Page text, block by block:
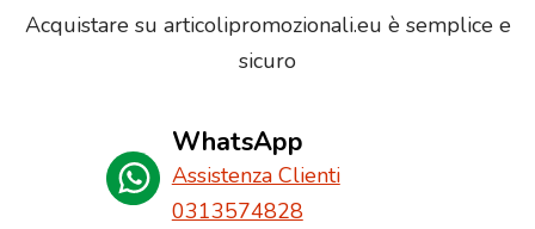
Acquistare su articolipromozionali.eu è semplice e
sicuro
WhatsApp
Assistenza Clienti
0313574828